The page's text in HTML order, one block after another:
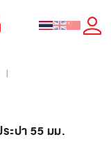
|
ะปา 55 มม.